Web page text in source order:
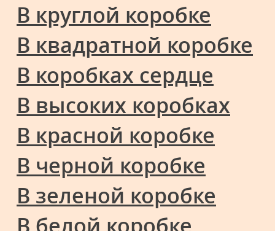
В круглой коробке
В квадратной коробке
В коробках сердце
В высоких коробках
В красной коробке
В черной коробке
В зеленой коробке